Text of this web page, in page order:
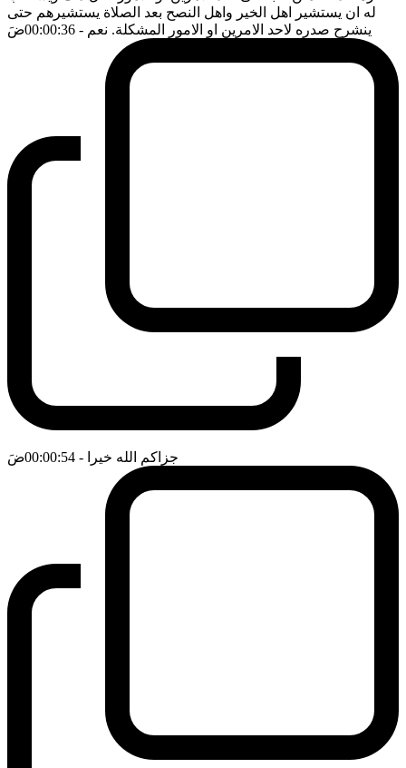
له ان يستشير اهل الخير واهل النصح بعد الصلاة يستشيرهم حتى
ينشرح صدره لاحد الامرين او الامور المشكلة. نعم - 00:00:36 ضَ
جزاكم الله خيرا - 00:00:54 ضَ